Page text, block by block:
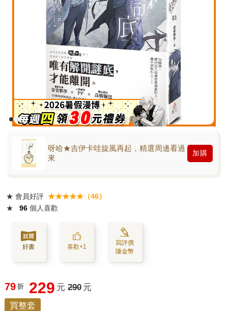
呀哈★吉伊卡哇旋風再起，精選周邊看過
來
加購
★ 會員好評 ★★★★★（46）
★
96 個人喜歡
好書 喜歡+1
寫評價
賺金幣
79 折 229 元 290 元
買整套